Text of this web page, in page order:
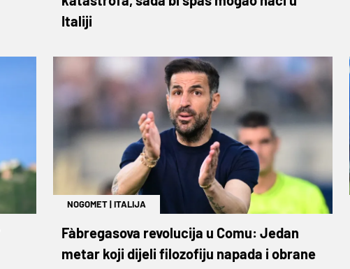
Italiji
NOGOMET|ITALIJA
Fàbregasova revolucija u Comu: Jedan
metar koji dijeli filozofiju napada i obrane